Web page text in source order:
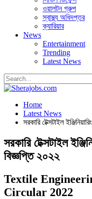
ওয়ালটন গ্রুপ
স্বাস্থ্য অধিদপ্তর
ক্যারিয়ার
News
Entertainment
Trending
Latest News
Home
Latest News
সরকারি টেক্সটাইল
সরকারি টেক্সটাইল
বিজ্ঞপ্তি ২০২২
Textile
Circular 2022